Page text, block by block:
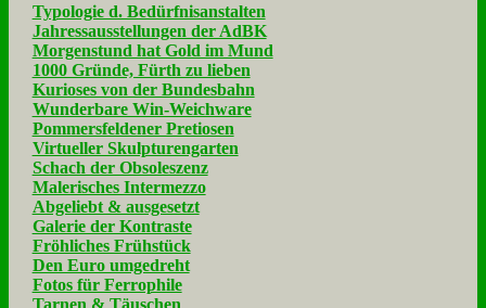
Typologie d. Bedürfnisanstalten
Jahressausstellungen der AdBK
Morgenstund hat Gold im Mund
1000 Gründe, Fürth zu lieben
Kurioses von der Bundesbahn
Wunderbare Win-Weichware
Pommersfeldener Pretiosen
Virtueller Skulpturengarten
Schach der Obsoleszenz
Malerisches Intermezzo
Abgeliebt & ausgesetzt
Galerie der Kontraste
Fröhliches Frühstück
Den Euro umgedreht
Fotos für Ferrophile
Tarnen & Täuschen